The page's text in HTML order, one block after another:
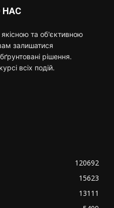
НАС
та об'єктивною
залишатися
рішення.
всіх подій.
120692
15623
13111